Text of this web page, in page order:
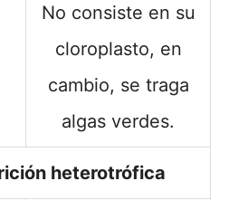
No consiste en su
cloroplasto, en
cambio, se traga
algas verdes.
heterotrófica